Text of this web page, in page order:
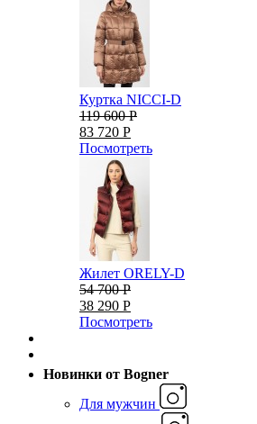
Куртка NICCI-D
119 600 Р
83 720 Р
Посмотреть
Жилет ORELY-D
54 700 Р
38 290 Р
Посмотреть
Новинки от Bogner
Для мужчин